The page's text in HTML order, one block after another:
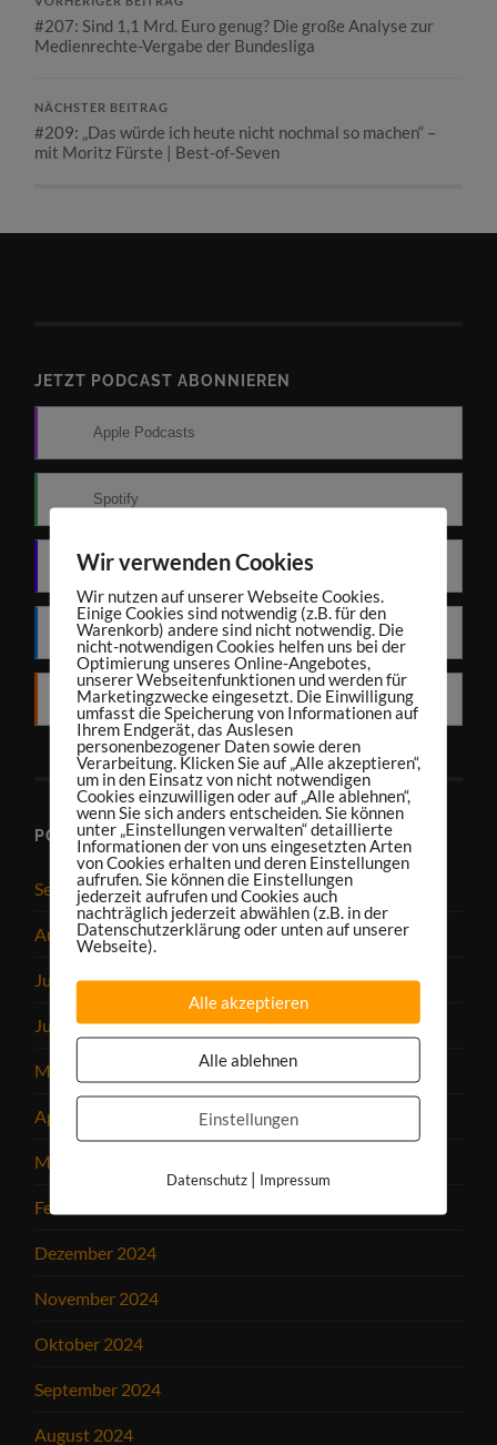
#207: Sind 1,1 Mrd. Euro genug? Die große Analyse zur
Medienrechte-Vergabe der Bundesliga
NÄCHSTER BEITRAG
#209: „Das würde ich heute nicht nochmal so machen“ –
mit Moritz Fürste | Best-of-Seven
JETZT PODCAST ABONNIEREN
Apple Podcasts
Spotify
Amazon Music
Deezer
RSS
PODCAST-ARCHIV
September 2025
August 2025
Juli 2025
Juni 2025
Mai 2025
April 2025
März 2025
Februar 2025
Dezember 2024
November 2024
Oktober 2024
September 2024
August 2024
Wir verwenden Cookies
Wir nutzen auf unserer Webseite Cookies.
Einige Cookies sind notwendig (z.B. für den
Warenkorb) andere sind nicht notwendig. Die
nicht-notwendigen Cookies helfen uns bei der
Optimierung unseres Online-Angebotes,
unserer Webseitenfunktionen und werden für
Marketingzwecke eingesetzt. Die Einwilligung
umfasst die Speicherung von Informationen auf
Ihrem Endgerät, das Auslesen
personenbezogener Daten sowie deren
Verarbeitung. Klicken Sie auf „Alle akzeptieren“,
um in den Einsatz von nicht notwendigen
Cookies einzuwilligen oder auf „Alle ablehnen“,
wenn Sie sich anders entscheiden. Sie können
unter „Einstellungen verwalten“ detaillierte
Informationen der von uns eingesetzten Arten
von Cookies erhalten und deren Einstellungen
aufrufen. Sie können die Einstellungen
jederzeit aufrufen und Cookies auch
nachträglich jederzeit abwählen (z.B. in der
Datenschutzerklärung oder unten auf unserer
Webseite).
Alle akzeptieren
Alle ablehnen
Einstellungen
Datenschutz| Impressum